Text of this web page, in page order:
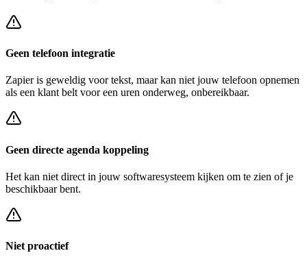
Geen telefoon integratie
Zapieris geweldig voor tekst, maar kan niet jouw telefoon opnemen
als een klant belt voor een uren onderweg, onbereikbaar.
Geen directe agenda koppeling
Het kan niet direct in jouw softwaresysteem kijken om te zien of je
beschikbaar bent.
Niet proactief